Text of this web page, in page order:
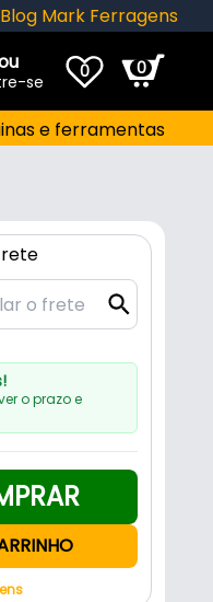
Blog Mark Ferragens
se 0 0
e ferramentas
o prazo e